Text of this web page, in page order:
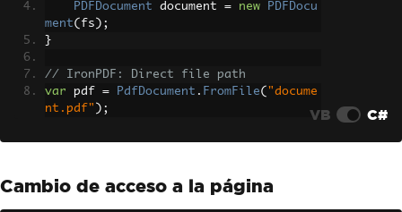
PDFDocument document = new
PDFDocu
ment( fs );
}
// IronPDF: Direct file path
var pdf = PdfDocument . FromFile( "docume
nt.pdf" ); VB C#
Cambio de acceso a la página